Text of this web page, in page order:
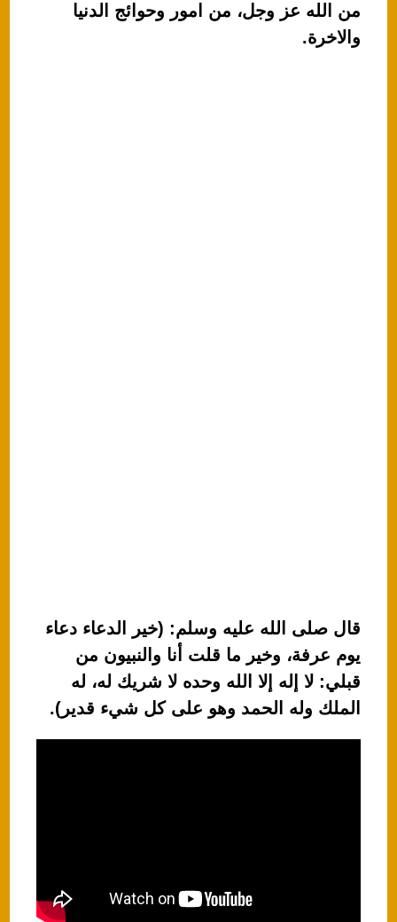
من الله عز وجل، من امور وحوائج الدنيا
والاخرة.
قال صلى الله عليه وسلم: (خير الدعاء دعاء
يوم عرفة، وخير ما قلت أنا والنبيون من
قبلي: لا إله إلا الله وحده لا شريك له، له
الملك وله الحمد وهو على كل شيء قدير).